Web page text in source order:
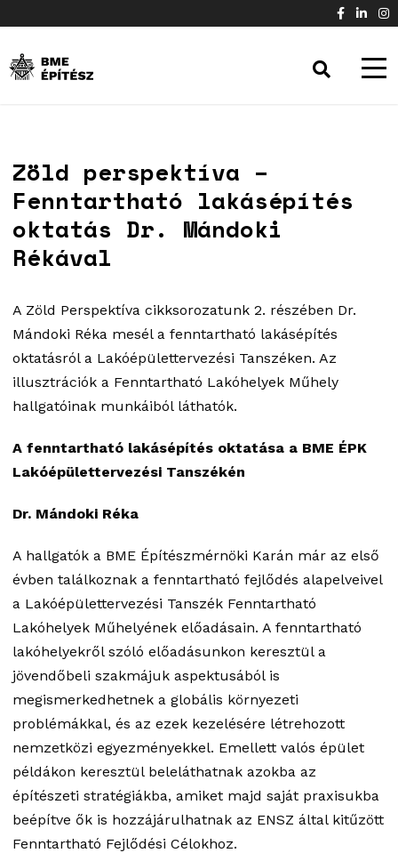
Zöld perspektíva –
Fenntartható lakásépítés
oktatás Dr. Mándoki
Rékával
A Zöld Perspektíva cikksorozatunk 2. részében Dr.
Mándoki Réka mesél a fenntartható lakásépítés
oktatásról a Lakóépülettervezési Tanszéken. Az
illusztrációk a Fenntartható Lakóhelyek Műhely
hallgatóinak munkáiból láthatók.
A fenntartható lakásépítés oktatása a BME ÉPK
Lakóépülettervezési Tanszékén
Dr. Mándoki Réka
A hallgatók a BME Építészmérnöki Karán már az első
évben találkoznak a fenntartható fejlődés alapelveivel
a Lakóépülettervezési Tanszék Fenntartható
Lakóhelyek Műhelyének előadásain. A fenntartható
lakóhelyekről szóló előadásunkon keresztül a
jövendőbeli szakmájuk aspektusából is
megismerkedhetnek a globális környezeti
problémákkal, és az ezek kezelésére létrehozott
nemzetközi egyezményekkel. Emellett valós épület
példákon keresztül beleláthatnak azokba az
építészeti stratégiákba, amiket majd saját praxisukba
beépítve ők is hozzájárulhatnak az ENSZ által kitűzött
Fenntartható Fejlődési Célokhoz.